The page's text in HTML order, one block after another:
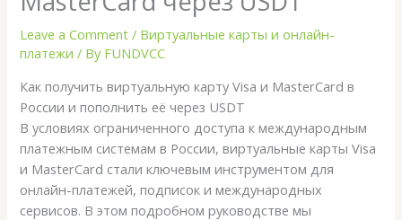
Leave a Comment / Виртуальные карты и онлайн-
платежи / By FUNDVCC
Как получить виртуальную карту Visa и MasterCard в
России и пополнить её через USDT
В условиях ограниченного доступа к международным
платежным системам в России, виртуальные карты Visa
и MasterCard стали ключевым инструментом для
онлайн-платежей, подписок и международных
сервисов. В этом подробном руководстве мы